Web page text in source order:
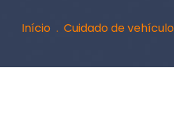
Início Cuidado de vehículo